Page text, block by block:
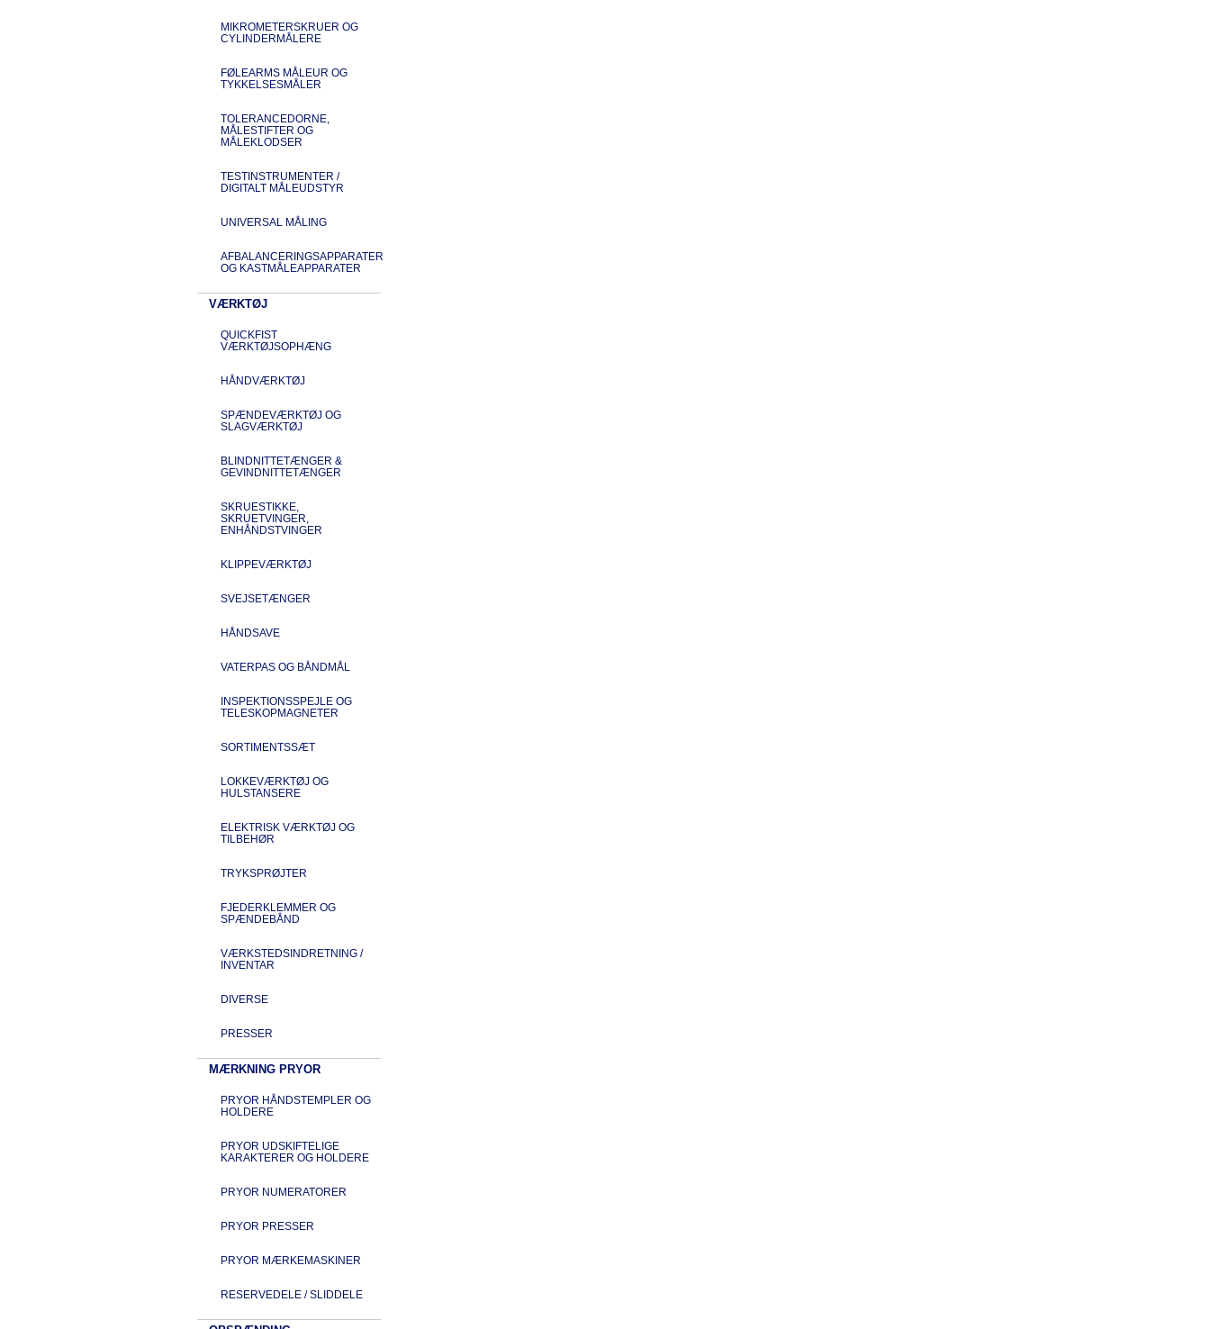
MIKROMETERSKRUER OG
CYLINDERMÅLERE
FØLEARMS MÅLEUR OG
TYKKELSESMÅLER
TOLERANCEDORNE,
MÅLESTIFTER OG
MÅLEKLODSER
TESTINSTRUMENTER /
DIGITALT MÅLEUDSTYR
UNIVERSAL MÅLING
AFBALANCERINGSAPPARATER
OG KASTMÅLEAPPARATER
VÆRKTØJ
QUICKFIST
VÆRKTØJSOPHÆNG
HÅNDVÆRKTØJ
SPÆNDEVÆRKTØJ OG
SLAGVÆRKTØJ
BLINDNITTETÆNGER &
GEVINDNITTETÆNGER
SKRUESTIKKE,
SKRUETVINGER,
ENHÅNDSTVINGER
KLIPPEVÆRKTØJ
SVEJSETÆNGER
HÅNDSAVE
VATERPAS OG BÅNDMÅL
INSPEKTIONSSPEJLE OG
TELESKOPMAGNETER
SORTIMENTSSÆT
LOKKEVÆRKTØJ OG
HULSTANSERE
ELEKTRISK VÆRKTØJ OG
TILBEHØR
TRYKSPRØJTER
FJEDERKLEMMER OG
SPÆNDEBÅND
VÆRKSTEDSINDRETNING /
INVENTAR
DIVERSE
PRESSER
MÆRKNING PRYOR
PRYOR HÅNDSTEMPLER OG
HOLDERE
PRYOR UDSKIFTELIGE
KARAKTERER OG HOLDERE
PRYOR NUMERATORER
PRYOR PRESSER
PRYOR MÆRKEMASKINER
RESERVEDELE / SLIDDELE